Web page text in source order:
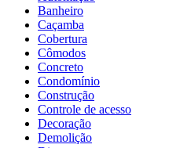
Banheiro
Caçamba
Cobertura
Cômodos
Concreto
Condomínio
Construção
Controle de acesso
Decoração
Demolição